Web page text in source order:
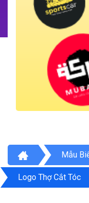
Mẫu
Logo Thợ Cắt Tóc